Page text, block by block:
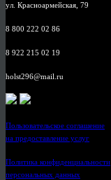
ул. Красноармейская, 79
8 800 222 02 86
8 922 215 02 19
holst296@mail.ru
Пользовательское соглашение
на предоставление услуг
Политика конфиденциальности
персональных данных